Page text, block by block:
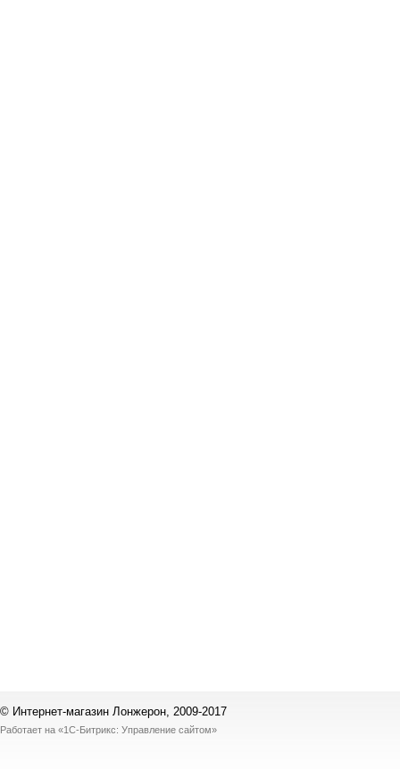
© Интернет-магазин Лонжерон, 2009-2017
Работает на «1С-Битрикс: Управление сайтом»